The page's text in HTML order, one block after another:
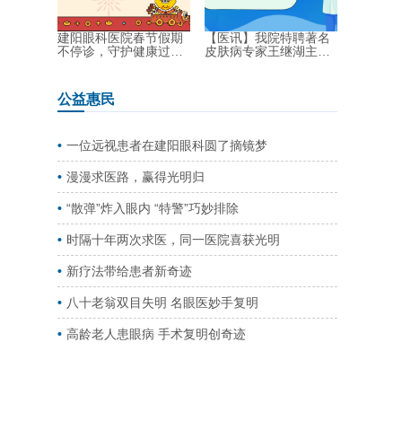
建阳眼科医院春节假期
不停诊，守护健康过新
【医讯】我院特聘著名
皮肤病专家王继湖主
公益惠民
一位远视患者在建阳眼科圆了摘镜梦
漫漫求医路，赢得光明归
“散弹”炸入眼内 “特警”巧妙排除
时隔十年两次求医，同一医院喜获光明
新疗法带给患者新奇迹
八十老翁双目失明 名眼医妙手复明
高龄老人患眼病 手术复明创奇迹